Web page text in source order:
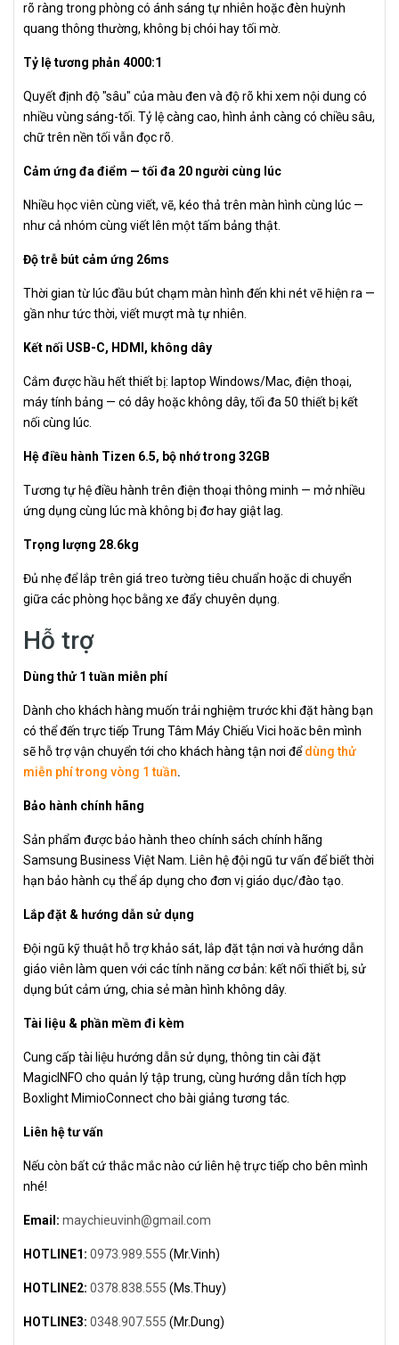
rõ ràng trong phòng có ánh sáng tự nhiên hoặc đèn huỳnh
quang thông thường, không bị chói hay tối mờ.
Tỷ lệ tương phản 4000:1
Quyết định độ "sâu" của màu đen và độ rõ khi xem nội dung có
nhiều vùng sáng-tối. Tỷ lệ càng cao, hình ảnh càng có chiều sâu,
chữ trên nền tối vẫn đọc rõ.
Cảm ứng đa điểm — tối đa 20 người cùng lúc
Nhiều học viên cùng viết, vẽ, kéo thả trên màn hình cùng lúc —
như cả nhóm cùng viết lên một tấm bảng thật.
Độ trễ bút cảm ứng 26ms
Thời gian từ lúc đầu bút chạm màn hình đến khi nét vẽ hiện ra —
gần như tức thời, viết mượt mà tự nhiên.
Kết nối USB-C, HDMI, không dây
Cắm được hầu hết thiết bị: laptop Windows/Mac, điện thoại,
máy tính bảng — có dây hoặc không dây, tối đa 50 thiết bị kết
nối cùng lúc.
Hệ điều hành Tizen 6.5, bộ nhớ trong 32GB
Tương tự hệ điều hành trên điện thoại thông minh — mở nhiều
ứng dụng cùng lúc mà không bị đơ hay giật lag.
Trọng lượng 28.6kg
Đủ nhẹ để lắp trên giá treo tường tiêu chuẩn hoặc di chuyển
giữa các phòng học bằng xe đẩy chuyên dụng.
Hỗ trợ
Dùng thử 1 tuần miễn phí
Dành cho khách hàng muốn trải nghiệm trước khi đặt hàng bạn
có thể đến trực tiếp Trung Tâm Máy Chiếu Vici hoăc bên mình
sẽ hỗ trợ vận chuyển tới cho khách hàng tận nơi đểdùng thử
miễn phí trong vòng 1 tuần.
Bảo hành chính hãng
Sản phẩm được bảo hành theo chính sách chính hãng
Samsung Business Việt Nam. Liên hệ đội ngũ tư vấn để biết thời
hạn bảo hành cụ thể áp dụng cho đơn vị giáo dục/đào tạo.
Lắp đặt & hướng dẫn sử dụng
Đội ngũ kỹ thuật hỗ trợ khảo sát, lắp đặt tận nơi và hướng dẫn
giáo viên làm quen với các tính năng cơ bản: kết nối thiết bị, sử
dụng bút cảm ứng, chia sẻ màn hình không dây.
Tài liệu & phần mềm đi kèm
Cung cấp tài liệu hướng dẫn sử dụng, thông tin cài đặt
MagicINFO cho quản lý tập trung, cùng hướng dẫn tích hợp
Boxlight MimioConnect cho bài giảng tương tác.
Liên hệ tư vấn
Nếu còn bất cứ thắc mắc nào cứ liên hệ trực tiếp cho bên mình
nhé!
Email: maychieuvinh@gmail.com
HOTLINE1: 0973.989.555 (Mr.Vinh)
HOTLINE2: 0378.838.555 (Ms.Thuy)
HOTLINE3: 0348.907.555 (Mr.Dung)